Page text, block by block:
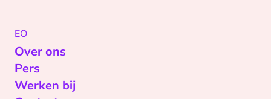
EO
Over ons
Pers
Werken bij